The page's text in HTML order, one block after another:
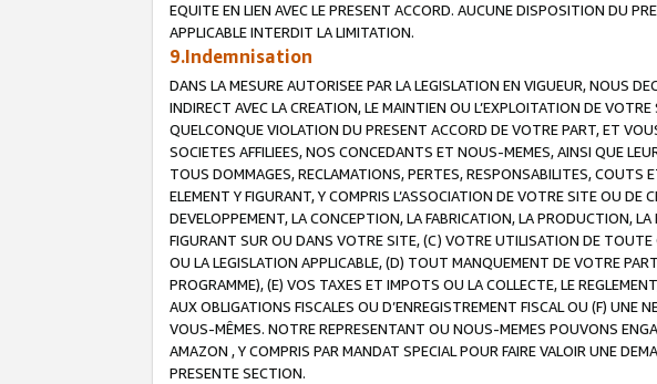
EQUITE EN LIEN AVEC LE PRESENT ACCORD. AUCUNE DISPOSITION DU
APPLICABLE INTERDIT LA LIMITATION.
9.Indemnisation
DANS LA MESURE AUTORISEE PAR LA LEGISLATION EN VIGUEUR, NOUS
INDIRECT AVEC LA CREATION, LE MAINTIEN OU L’EXPLOITATION DE
QUELCONQUE VIOLATION DU PRESENT ACCORD DE VOTRE PART, ET
SOCIETES AFFILIEES, NOS CONCEDANTS ET NOUS-MEMES, AINSI QUE
TOUS DOMMAGES, RECLAMATIONS, PERTES, RESPONSABILITES, COUTS
ELEMENT Y FIGURANT, Y COMPRIS L’ASSOCIATION DE VOTRE SITE OU
DEVELOPPEMENT, LA CONCEPTION, LA FABRICATION, LA PRODUCTION,
FIGURANT SUR OU DANS VOTRE SITE, (C) VOTRE UTILISATION DE
OU LA LEGISLATION APPLICABLE, (D) TOUT MANQUEMENT DE VOTRE
PROGRAMME), (E) VOS TAXES ET IMPOTS OU LA COLLECTE, LE
AUX OBLIGATIONS FISCALES OU D’ENREGISTREMENT FISCAL OU (F)
VOUS-MÊMES. NOTRE REPRESENTANT OU NOUS-MEMES POUVONS
AMAZON , Y COMPRIS PAR MANDAT SPECIAL POUR FAIRE VALOIR UNE
PRESENTE SECTION.